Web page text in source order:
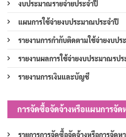
งบประมาณรายจ่ายประจำปี
แผนการใช้จ่ายงบประมาณประจำปี
รายงานการกำกับติดตามใช้จ่ายงบป
รายงานผลการใช้จ่ายงบประมาณรปร
รายงานการเงินและบัญชี
การจัดซื้อจัดจ้างหรือแผนการจัด
รายการการจัดซื้อจัดจ้างหรือการจัดห